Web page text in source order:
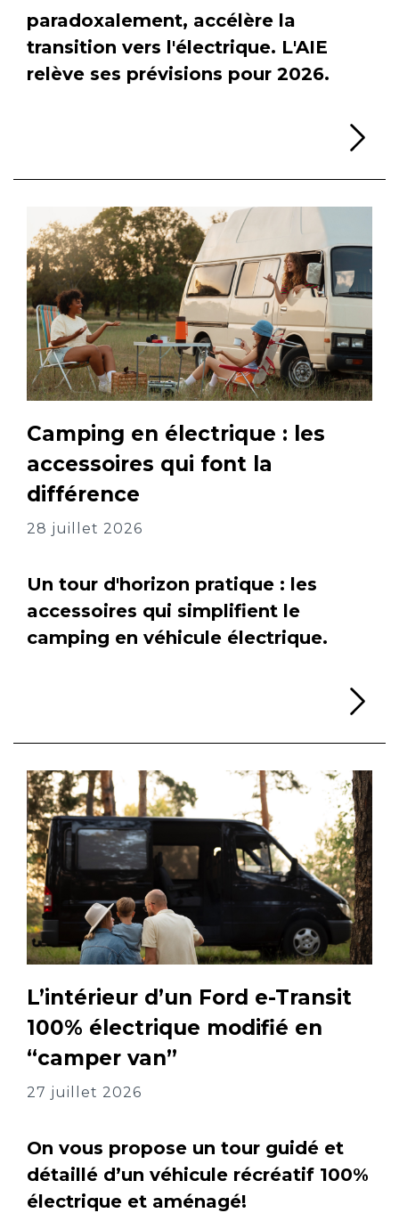
paradoxalement, accélère la
transition vers l'électrique. L'AIE
relève ses prévisions pour 2026.
Camping en électrique : les
accessoires qui font la
différence
28 juillet 2026
Un tour d'horizon pratique : les
accessoires qui simplifient le
camping en véhicule électrique.
L’intérieur d’un Ford e-Transit
100% électrique modifié en
“camper van”
27 juillet 2026
On vous propose un tour guidé et
détaillé d’un véhicule récréatif 100%
électrique et aménagé!